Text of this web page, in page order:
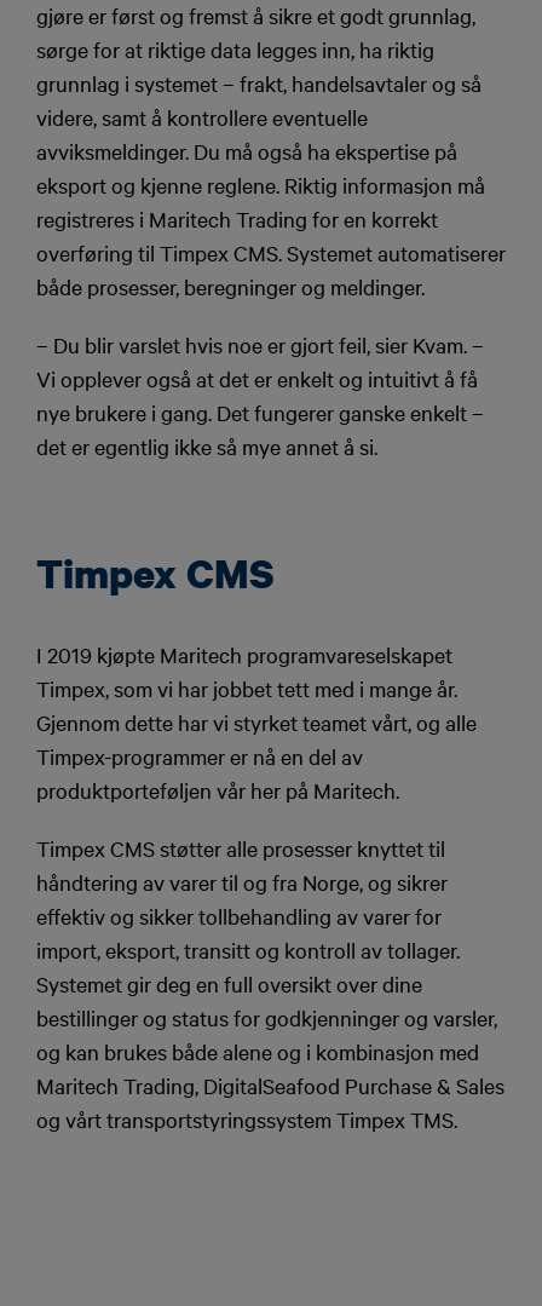
gjøre er først og fremst å sikre et godt grunnlag,
sørge for at riktige data legges inn, ha riktig
grunnlag i systemet – frakt, handelsavtaler og så
videre, samt å kontrollere eventuelle
avviksmeldinger. Du må også ha ekspertise på
eksport og kjenne reglene. Riktig informasjon må
registreres i Maritech Trading for en korrekt
overføring til Timpex CMS. Systemet automatiserer
både prosesser, beregninger og meldinger.
– Du blir varslet hvis noe er gjort feil, sier Kvam. –
Vi opplever også at det er enkelt og intuitivt å få
nye brukere i gang. Det fungerer ganske enkelt –
det er egentlig ikke så mye annet å si.
Timpex CMS
I 2019 kjøpte Maritech programvareselskapet
Timpex, som vi har jobbet tett med i mange år.
Gjennom dette har vi styrket teamet vårt, og alle
Timpex-programmer er nå en del av
produktporteføljen vår her på Maritech.
Timpex CMS støtter alle prosesser knyttet til
håndtering av varer til og fra Norge, og sikrer
effektiv og sikker tollbehandling av varer for
import, eksport, transitt og kontroll av tollager.
Systemet gir deg en full oversikt over dine
bestillinger og status for godkjenninger og varsler,
og kan brukes både alene og i kombinasjon med
Maritech Trading, DigitalSeafood Purchase & Sales
og vårt transportstyringssystem Timpex TMS.